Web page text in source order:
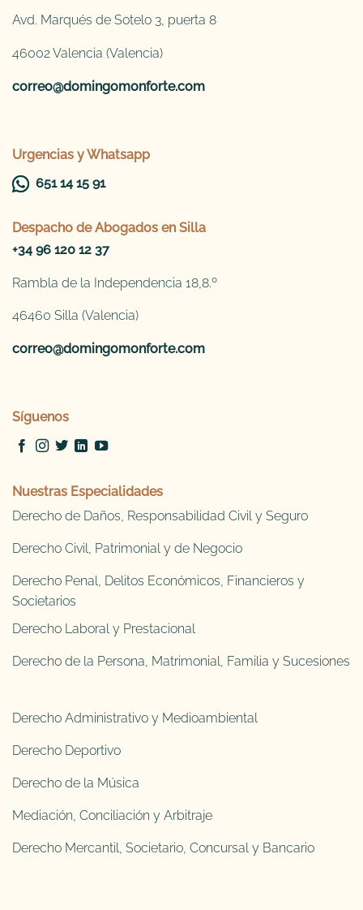
Avd. Marqués de Sotelo 3, puerta 8
46002 Valencia (Valencia)
correo@domingomonforte.com
Urgencias y Whatsapp
651 14 15 91
Despacho de Abogados en Silla
+34 96 120 12 37
Rambla de la Independencia 18,8.º
46460 Silla (Valencia)
correo@domingomonforte.com
Síguenos
Nuestras Especialidades
Derecho de Daños, Responsabilidad Civil y Seguro
Derecho Civil, Patrimonial y de Negocio
Derecho Penal, Delitos Económicos, Financieros y
Societarios
Derecho Laboral y Prestacional
Derecho de la Persona, Matrimonial, Familia y Sucesiones
Derecho Administrativo y Medioambiental
Derecho Deportivo
Derecho de la Música
Mediación, Conciliación y Arbitraje
Derecho Mercantil, Societario, Concursal y Bancario